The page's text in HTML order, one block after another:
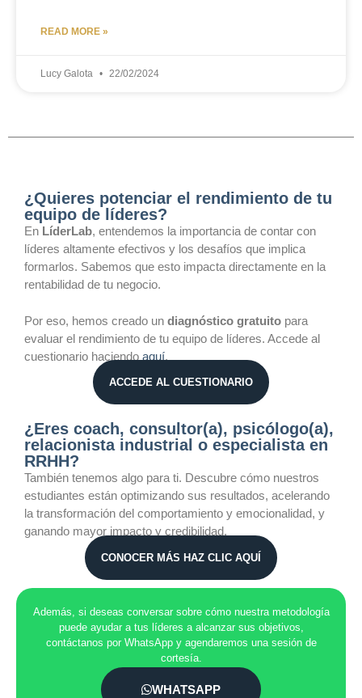
READ MORE »
Lucy Galota 22/02/2024
¿Quieres potenciar el rendimiento de tu
equipo de líderes?
En LíderLab, entendemos la importancia de contar con
líderes altamente efectivos y los desafíos que implica
formarlos. Sabemos que esto impacta directamente en la
rentabilidad de tu negocio.
Por eso, hemos creado un diagnóstico gratuito para
evaluar el rendimiento de tu equipo de líderes. Accede al
cuestionario haciendo aquí.
ACCEDE AL CUESTIONARIO
¿Eres coach, consultor(a), psicólogo(a),
relacionista industrial o especialista en
RRHH?
También tenemos algo para ti. Descubre cómo nuestros
estudiantes están optimizando sus resultados, acelerando
la transformación del comportamiento y emocionalidad, y
ganando mayor impacto y credibilidad.
CONOCER MÁS HAZ CLIC AQUÍ
Además, si deseas conversar sobre cómo nuestra metodología
puede ayudar a tus líderes a alcanzar sus objetivos,
contáctanos por WhatsApp y agendaremos una sesión de
cortesía.
WHATSAPP